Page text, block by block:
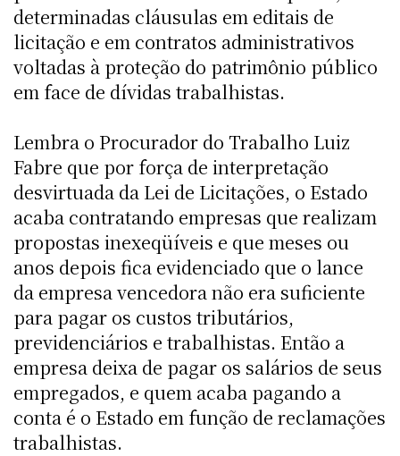
determinadas cláusulas em editais de
licitação e em contratos administrativos
voltadas à proteção do patrimônio público
em face de dívidas trabalhistas.
Lembra o Procurador do Trabalho Luiz
Fabre que por força de interpretação
desvirtuada da Lei de Licitações, o Estado
acaba contratando empresas que realizam
propostas inexeqüíveis e que meses ou
anos depois fica evidenciado que o lance
da empresa vencedora não era suficiente
para pagar os custos tributários,
previdenciários e trabalhistas. Então a
empresa deixa de pagar os salários de seus
empregados, e quem acaba pagando a
conta é o Estado em função de reclamações
trabalhistas.